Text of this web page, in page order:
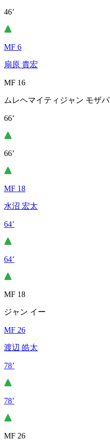
46’
MF 6
扇原 貴宏
MF 16
ムレヘマイティジャン モザパ
66’
66’
MF 18
水沼 宏太
64’
64’
MF 18
ジャン イー
MF 26
渡辺 皓太
78’
78’
MF 26